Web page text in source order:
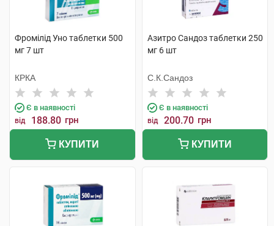
Фромілід Уно таблетки 500
мг 7 шт
КРКА
Є в наявності
від 188.80 грн
КУПИТИ
Азитро Сандоз таблетки 250
мг 6 шт
С.К.Сандоз
Є в наявності
від 200.70 грн
КУПИТИ